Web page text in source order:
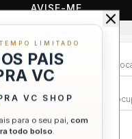
AVISE-ME
Primeira Troca Grátis
nossa conta na primeira
para experimentar sem
Compra sem Risco
dias para reembolso integral
LIMITADO
PAIS
VC
VC SHOP
para o seu pai, com
todo bolso.